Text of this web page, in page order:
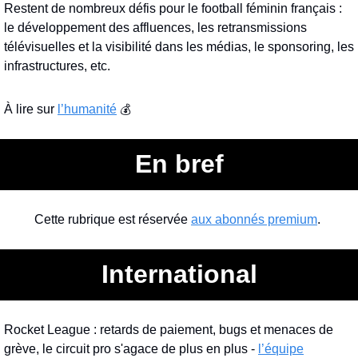
Restent de nombreux défis pour le football féminin français :
le développement des affluences, les retransmissions
télévisuelles et la visibilité dans les médias, le sponsoring, les
infrastructures, etc.
À lire sur l’humanité 💰
En bref
Cette rubrique est réservée aux abonnés premium.
International
Rocket League : retards de paiement, bugs et menaces de
grève, le circuit pro s'agace de plus en plus - l’équipe